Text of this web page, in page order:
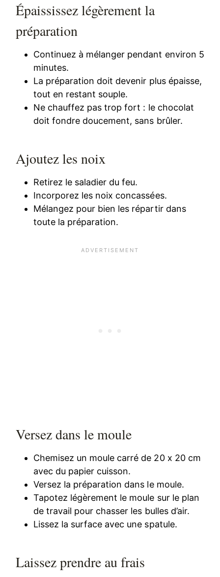
Épaississez légèrement la
préparation
Continuez à mélanger pendant environ 5
minutes.
La préparation doit devenir plus épaisse,
tout en restant souple.
Ne chauffez pas trop fort : le chocolat
doit fondre doucement, sans brûler.
Ajoutez les noix
Retirez le saladier du feu.
Incorporez les noix concassées.
Mélangez pour bien les répartir dans
toute la préparation.
Versez dans le moule
Chemisez un moule carré de 20 x 20 cm
avec du papier cuisson.
Versez la préparation dans le moule.
Tapotez légèrement le moule sur le plan
de travail pour chasser les bulles d’air.
Lissez la surface avec une spatule.
Laissez prendre au frais